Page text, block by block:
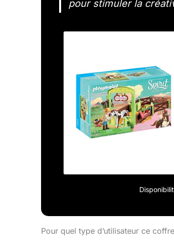
pour stimuler la
Pour quel type d’utilisateur ce